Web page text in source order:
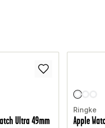
Ultra 49mm
Ringke
Apple